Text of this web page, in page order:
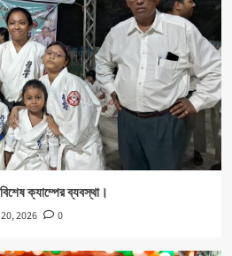
ক্যাম্পের ব্যবস্থা।
2026 0